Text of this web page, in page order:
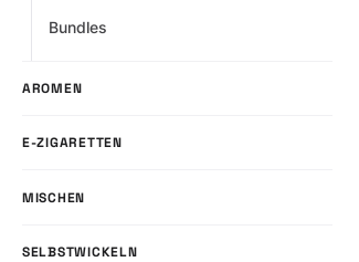
Bundles
AROMEN
E-ZIGARETTEN
MISCHEN
SELBSTWICKELN